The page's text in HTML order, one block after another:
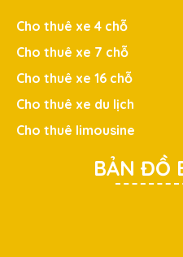
Cho thuê xe 4 chỗ
Cho thuê xe 7 chỗ
Cho thuê xe 16 chỗ
Cho thuê xe du lịch
Cho thuê limousine
BẢN ĐỒ